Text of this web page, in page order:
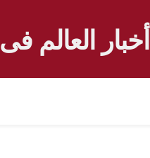
أخبار العالم فى 90 دقيقة